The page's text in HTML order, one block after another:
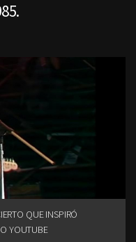
QUE INSPIRÓ
YOUTUBE